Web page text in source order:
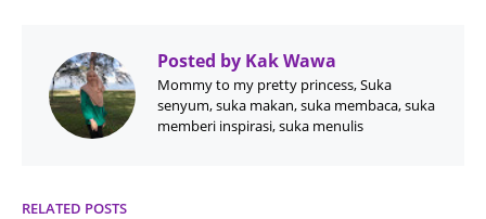
Posted by Kak Wawa
Mommy to my pretty princess, Suka
senyum, suka makan, suka membaca, suka
memberi inspirasi, suka menulis
RELATED POSTS